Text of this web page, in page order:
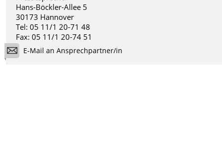
Hans-Böckler-Allee 5
30173 Hannover
Tel: 05 11/1 20-71 48
Fax: 05 11/1 20-74 51
E-Mail an Ansprechpartner/in